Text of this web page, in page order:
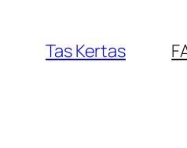
content
Tas Kertas